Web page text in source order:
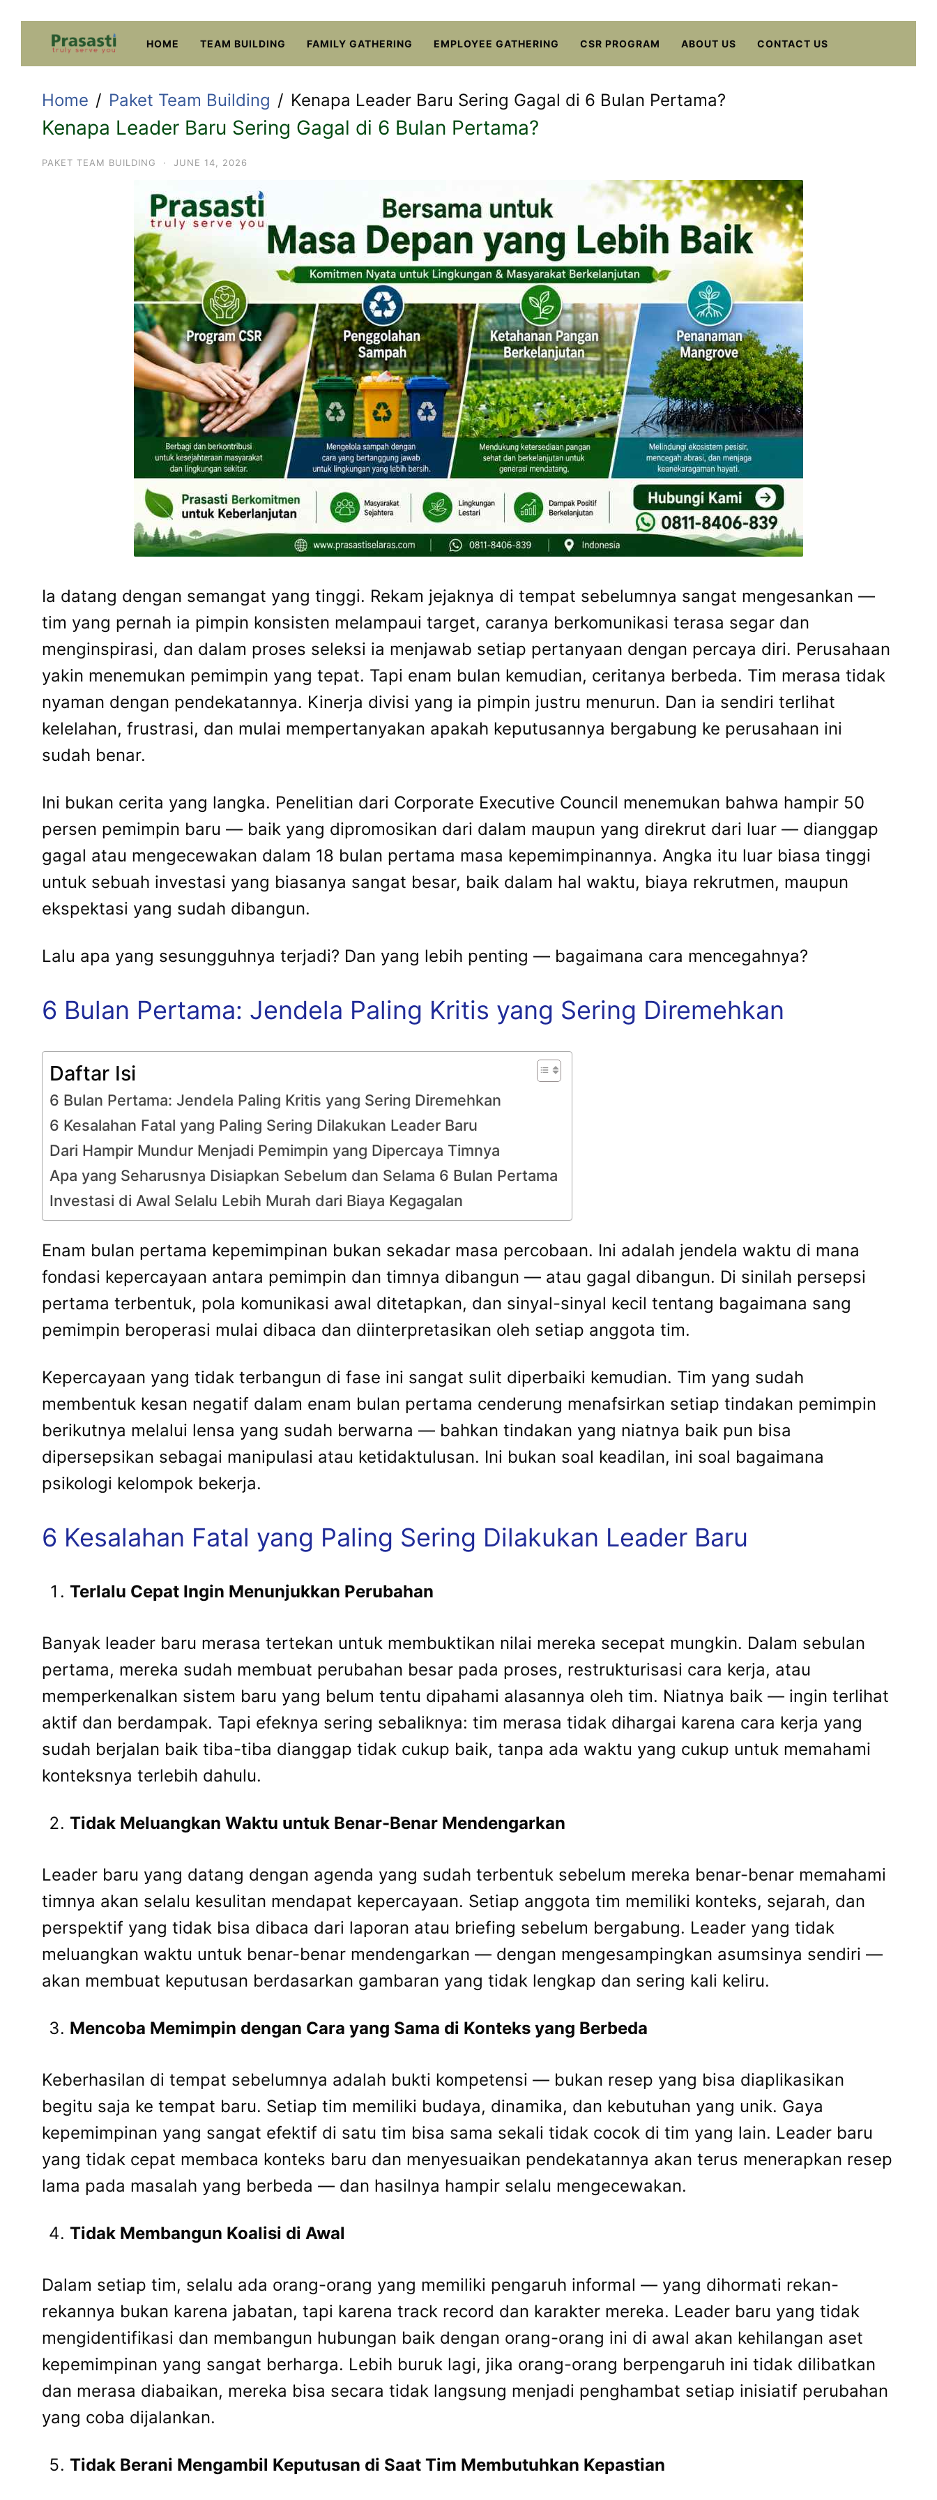
content
HOME TEAM BUILDING FAMILY GATHERING EMPLOYEE GATHERING CSR PROGRAM ABOUT US CONTACT US
Home Paket Team Building Kenapa Leader Baru Sering Gagal di 6 Bulan Pertama?
Kenapa Leader Baru Sering Gagal di 6 Bulan Pertama?
PAKET TEAM BUILDING · JUNE 14, 2026
Ia datang dengan semangat yang tinggi. Rekam jejaknya di tempat sebelumnya sangat mengesankan —
tim yang pernah ia pimpin konsisten melampaui target, caranya berkomunikasi terasa segar dan
menginspirasi, dan dalam proses seleksi ia menjawab setiap pertanyaan dengan percaya diri. Perusahaan
yakin menemukan pemimpin yang tepat. Tapi enam bulan kemudian, ceritanya berbeda. Tim merasa tidak
nyaman dengan pendekatannya. Kinerja divisi yang ia pimpin justru menurun. Dan ia sendiri terlihat
kelelahan, frustrasi, dan mulai mempertanyakan apakah keputusannya bergabung ke perusahaan ini
sudah benar.
Ini bukan cerita yang langka. Penelitian dari Corporate Executive Council menemukan bahwa hampir 50
persen pemimpin baru — baik yang dipromosikan dari dalam maupun yang direkrut dari luar — dianggap
gagal atau mengecewakan dalam 18 bulan pertama masa kepemimpinannya. Angka itu luar biasa tinggi
untuk sebuah investasi yang biasanya sangat besar, baik dalam hal waktu, biaya rekrutmen, maupun
ekspektasi yang sudah dibangun.
Lalu apa yang sesungguhnya terjadi? Dan yang lebih penting — bagaimana cara mencegahnya?
6 Bulan Pertama: Jendela Paling Kritis yang Sering Diremehkan
Daftar Isi
6 Bulan Pertama: Jendela Paling Kritis yang Sering Diremehkan
6 Kesalahan Fatal yang Paling Sering Dilakukan Leader Baru
Dari Hampir Mundur Menjadi Pemimpin yang Dipercaya Timnya
Apa yang Seharusnya Disiapkan Sebelum dan Selama 6 Bulan Pertama
Investasi di Awal Selalu Lebih Murah dari Biaya Kegagalan
Enam bulan pertama kepemimpinan bukan sekadar masa percobaan. Ini adalah jendela waktu di mana
fondasi kepercayaan antara pemimpin dan timnya dibangun — atau gagal dibangun. Di sinilah persepsi
pertama terbentuk, pola komunikasi awal ditetapkan, dan sinyal-sinyal kecil tentang bagaimana sang
pemimpin beroperasi mulai dibaca dan diinterpretasikan oleh setiap anggota tim.
Kepercayaan yang tidak terbangun di fase ini sangat sulit diperbaiki kemudian. Tim yang sudah
membentuk kesan negatif dalam enam bulan pertama cenderung menafsirkan setiap tindakan pemimpin
berikutnya melalui lensa yang sudah berwarna — bahkan tindakan yang niatnya baik pun bisa
dipersepsikan sebagai manipulasi atau ketidaktulusan. Ini bukan soal keadilan, ini soal bagaimana
psikologi kelompok bekerja.
6 Kesalahan Fatal yang Paling Sering Dilakukan Leader Baru
Terlalu Cepat Ingin Menunjukkan Perubahan
Banyak leader baru merasa tertekan untuk membuktikan nilai mereka secepat mungkin. Dalam sebulan
pertama, mereka sudah membuat perubahan besar pada proses, restrukturisasi cara kerja, atau
memperkenalkan sistem baru yang belum tentu dipahami alasannya oleh tim. Niatnya baik — ingin terlihat
aktif dan berdampak. Tapi efeknya sering sebaliknya: tim merasa tidak dihargai karena cara kerja yang
sudah berjalan baik tiba-tiba dianggap tidak cukup baik, tanpa ada waktu yang cukup untuk memahami
konteksnya terlebih dahulu.
Tidak Meluangkan Waktu untuk Benar-Benar Mendengarkan
Leader baru yang datang dengan agenda yang sudah terbentuk sebelum mereka benar-benar memahami
timnya akan selalu kesulitan mendapat kepercayaan. Setiap anggota tim memiliki konteks, sejarah, dan
perspektif yang tidak bisa dibaca dari laporan atau briefing sebelum bergabung. Leader yang tidak
meluangkan waktu untuk benar-benar mendengarkan — dengan mengesampingkan asumsinya sendiri —
akan membuat keputusan berdasarkan gambaran yang tidak lengkap dan sering kali keliru.
Mencoba Memimpin dengan Cara yang Sama di Konteks yang Berbeda
Keberhasilan di tempat sebelumnya adalah bukti kompetensi — bukan resep yang bisa diaplikasikan
begitu saja ke tempat baru. Setiap tim memiliki budaya, dinamika, dan kebutuhan yang unik. Gaya
kepemimpinan yang sangat efektif di satu tim bisa sama sekali tidak cocok di tim yang lain. Leader baru
yang tidak cepat membaca konteks baru dan menyesuaikan pendekatannya akan terus menerapkan resep
lama pada masalah yang berbeda — dan hasilnya hampir selalu mengecewakan.
Tidak Membangun Koalisi di Awal
Dalam setiap tim, selalu ada orang-orang yang memiliki pengaruh informal — yang dihormati rekan-
rekannya bukan karena jabatan, tapi karena track record dan karakter mereka. Leader baru yang tidak
mengidentifikasi dan membangun hubungan baik dengan orang-orang ini di awal akan kehilangan aset
kepemimpinan yang sangat berharga. Lebih buruk lagi, jika orang-orang berpengaruh ini tidak dilibatkan
dan merasa diabaikan, mereka bisa secara tidak langsung menjadi penghambat setiap inisiatif perubahan
yang coba dijalankan.
Tidak Berani Mengambil Keputusan di Saat Tim Membutuhkan Kepastian